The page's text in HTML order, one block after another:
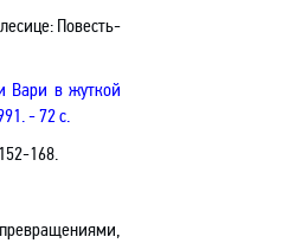
Повесть-
Вари в жуткой
- 72 с.
168.